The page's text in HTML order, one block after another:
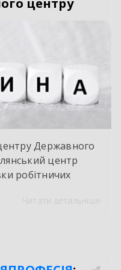
Державного
центр
робітничих
«Слюсар –
Читати детальніше